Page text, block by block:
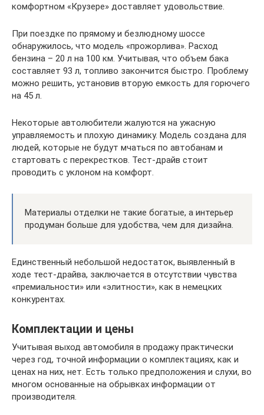
комфортном «Крузере» доставляет удовольствие.
При поездке по прямому и безлюдному шоссе
обнаружилось, что модель «прожорлива». Расход
бензина – 20 л на 100 км. Учитывая, что объем бака
составляет 93 л, топливо закончится быстро. Проблему
можно решить, установив вторую емкость для горючего
на 45 л.
Некоторые автолюбители жалуются на ужасную
управляемость и плохую динамику. Модель создана для
людей, которые не будут мчаться по автобанам и
стартовать с перекрестков. Тест-драйв стоит
проводить с уклоном на комфорт.
Материалы отделки не такие богатые, а интерьер
продуман больше для удобства, чем для дизайна.
Единственный небольшой недостаток, выявленный в
ходе тест-драйва, заключается в отсутствии чувства
«премиальности» или «элитности», как в немецких
конкурентах.
Комплектации и цены
Учитывая выход автомобиля в продажу практически
через год, точной информации о комплектациях, как и
ценах на них, нет. Есть только предположения и слухи, во
многом основанные на обрывках информации от
производителя.